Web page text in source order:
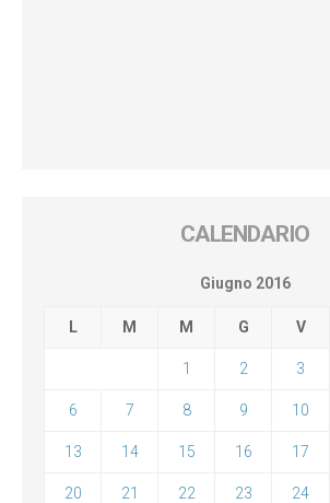
CALENDARIO
Giugno 2016
L M M G V
1 2 3
6 7 8 9 10
13 14 15 16 17
20 21 22 23 24